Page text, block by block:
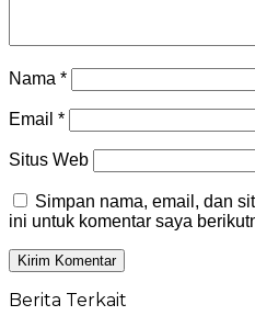
Nama *
Email *
Situs Web
Simpan nama, email, dan
ini untuk komentar saya
Berita Terkait